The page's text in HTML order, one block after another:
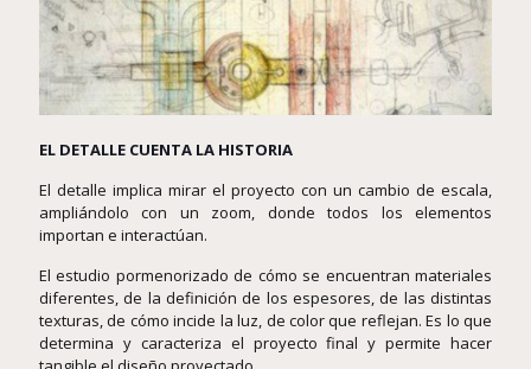
EL DETALLE CUENTA LA HISTORIA
El detalle implica mirar el proyecto con un cambio de escala,
ampliándolo con un zoom, donde todos los elementos
importan e interactúan.
El estudio pormenorizado de cómo se encuentran materiales
diferentes, de la definición de los espesores, de las distintas
texturas, de cómo incide la luz, de color que reflejan. Es lo que
determina y caracteriza el proyecto final y permite hacer